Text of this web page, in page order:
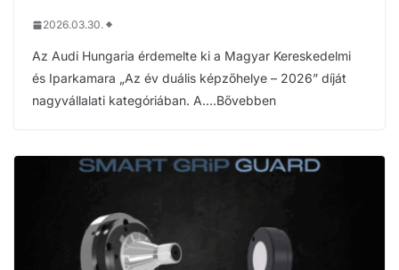
2026.03.30.
Az Audi Hungaria érdemelte ki a Magyar Kereskedelmi
és Iparkamara „Az év duális képzőhelye – 2026” díját
nagyvállalati kategóriában. A….Bővebben